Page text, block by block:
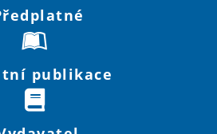
publikace